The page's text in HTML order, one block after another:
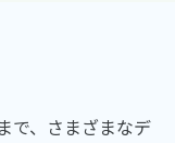
で、さまざまなデ